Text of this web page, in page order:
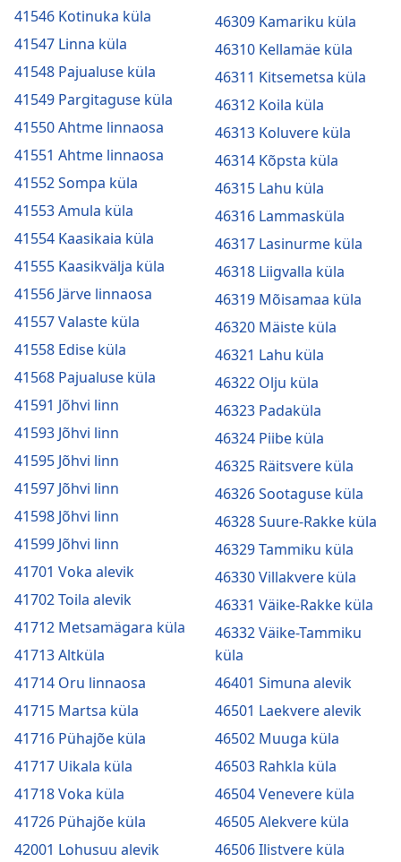
41546 Kotinuka küla
41547 Linna küla
41548 Pajualuse küla
41549 Pargitaguse küla
41550 Ahtme linnaosa
41551 Ahtme linnaosa
41552 Sompa küla
41553 Amula küla
41554 Kaasikaia küla
41555 Kaasikvälja küla
41556 Järve linnaosa
41557 Valaste küla
41558 Edise küla
41568 Pajualuse küla
41591 Jõhvi linn
41593 Jõhvi linn
41595 Jõhvi linn
41597 Jõhvi linn
41598 Jõhvi linn
41599 Jõhvi linn
41701 Voka alevik
41702 Toila alevik
41712 Metsamägara küla
41713 Altküla
41714 Oru linnaosa
41715 Martsa küla
41716 Pühajõe küla
41717 Uikala küla
41718 Voka küla
41726 Pühajõe küla
42001 Lohusuu alevik
46309 Kamariku küla
46310 Kellamäe küla
46311 Kitsemetsa küla
46312 Koila küla
46313 Koluvere küla
46314 Kõpsta küla
46315 Lahu küla
46316 Lammasküla
46317 Lasinurme küla
46318 Liigvalla küla
46319 Mõisamaa küla
46320 Mäiste küla
46321 Lahu küla
46322 Olju küla
46323 Padaküla
46324 Piibe küla
46325 Räitsvere küla
46326 Sootaguse küla
46328 Suure-Rakke küla
46329 Tammiku küla
46330 Villakvere küla
46331 Väike-Rakke küla
46332 Väike-Tammiku
küla
46401 Simuna alevik
46501 Laekvere alevik
46502 Muuga küla
46503 Rahkla küla
46504 Venevere küla
46505 Alekvere küla
46506 Ilistvere küla